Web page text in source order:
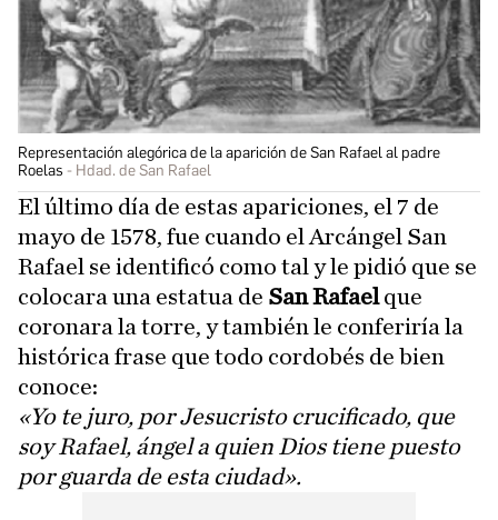
Representación alegórica de la aparición de San Rafael al padre
Roelas
Hdad. de San Rafael
El último día de estas apariciones, el 7 de
mayo de 1578, fue cuando el Arcángel San
Rafael se identificó como tal y le pidió que se
colocara una estatua de San Rafaelque
coronara la torre, y también le conferiría la
histórica frase que todo cordobés de bien
conoce:
«Yo te juro, por Jesucristo crucificado, que
soy Rafael, ángel a quien Dios tiene puesto
por guarda de esta ciudad».